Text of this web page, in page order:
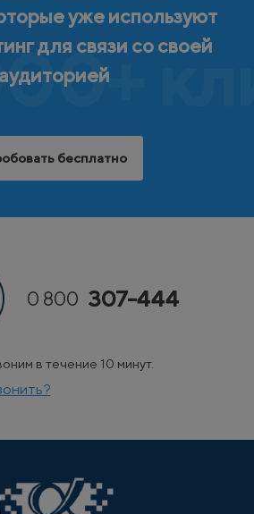
уже используют
для связи со своей
аудиторией
бесплатно
0 800 307-444
в течение 10 минут.